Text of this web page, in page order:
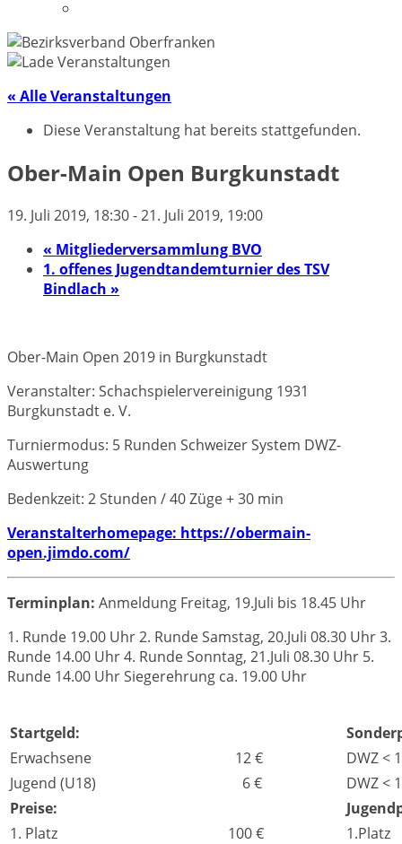
« Alle Veranstaltungen
Diese Veranstaltung hat bereits stattgefunden.
Ober-Main Open Burgkunstadt
19. Juli 2019, 18:30-21. Juli 2019, 19:00
« Mitgliederversammlung BVO
1. offenes Jugendtandemturnier des TSV
Bindlach »
Ober-Main Open 2019 in Burgkunstadt
Veranstalter: Schachspielervereinigung 1931
Burgkunstadt e. V.
Turniermodus: 5 Runden Schweizer System DWZ-
Auswertung
Bedenkzeit: 2 Stunden / 40 Züge + 30 min
Veranstalterhomepage: https://obermain-
open.jimdo.com/
Terminplan: Anmeldung Freitag, 19.Juli bis 18.45 Uhr
1. Runde 19.00 Uhr 2. Runde Samstag, 20.Juli 08.30 Uhr 3.
Runde 14.00 Uhr 4. Runde Sonntag, 21.Juli 08.30 Uhr 5.
Runde 14.00 Uhr Siegerehrung ca. 19.00 Uhr
Startgeld:
Erwachsene
12 €
DWZ <
Jugend (U18)
6 €
DWZ <
Preise:
1. Platz
100 €
1.Platz